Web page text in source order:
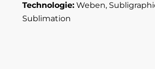
Technologie:Weben,
Sublimation